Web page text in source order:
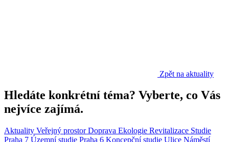
Zpět na aktuality
Hledáte konkrétní téma? Vyberte, co Vás
nejvíce zajímá.
Aktuality Veřejný prostorDoprava Ekologie Revitalizace Studie
Praha 7 Územní studie Praha 6 Koncepční studie Ulice Náměstí